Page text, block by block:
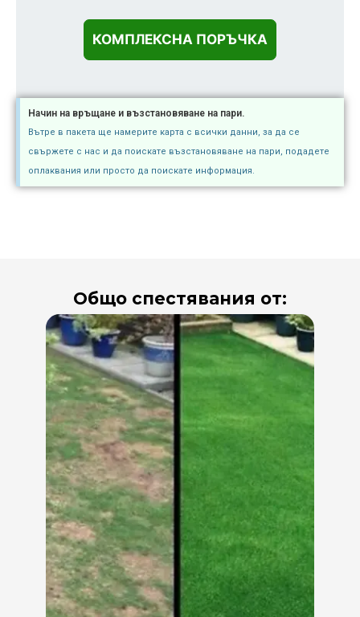
Начин на връщане и възстановяване на пари.
Вътре в пакета ще намерите карта с всички данни, за да се
свържете с нас и да поискате възстановяване на пари, подадете
оплаквания или просто да поискате информация.
Общо спестявания от: